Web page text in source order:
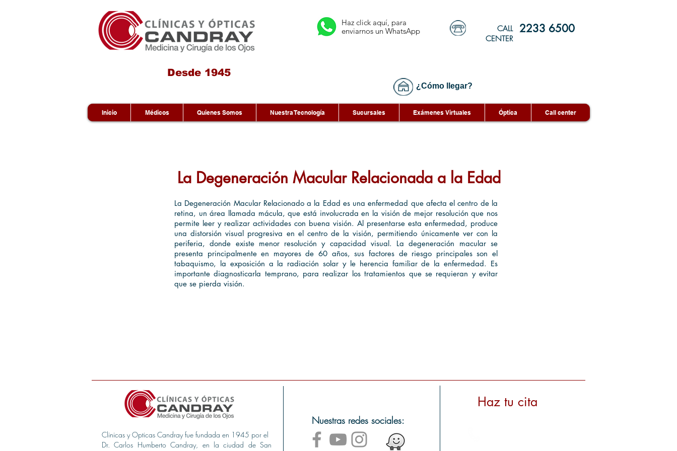
Haz click aquí, para
enviarnos un WhatsApp
CALL
CENTER
2233 6500
Desde 1945
¿Cómo llegar?
Inicio Médicos Quienes Somos Nuestra Tecnología Sucursales Exámenes Virtuales Óptica Call center
La Degeneración Macular Relacionada a la Edad
La Degeneración Macular Relacionado a la Edad es una enfermedad que afecta el centro de la
retina, un área llamada mácula, que está involucrada en la visión de mejor resolución que nos
permite leer y realizar actividades con buena visión. Al presentarse esta enfermedad, produce
una distorsión visual progresiva en el centro de la visión, permitiendo únicamente ver con la
periferia, donde existe menor resolución y capacidad visual. La degeneración macular se
presenta principalmente en mayores de 60 años, sus factores de riesgo principales son el
tabaquismo, la exposición a la radiación solar y le herencia familiar de la enfermedad. Es
importante diagnosticarla temprano, para realizar los tratamientos que se requieran y evitar
que se pierda visión.
Clinicas y Opticas Candray fue fundada en 1945 por el
Dr. Carlos Humberto Candray, en la ciudad de San
Nuestras redes sociales:
Haz tu cita